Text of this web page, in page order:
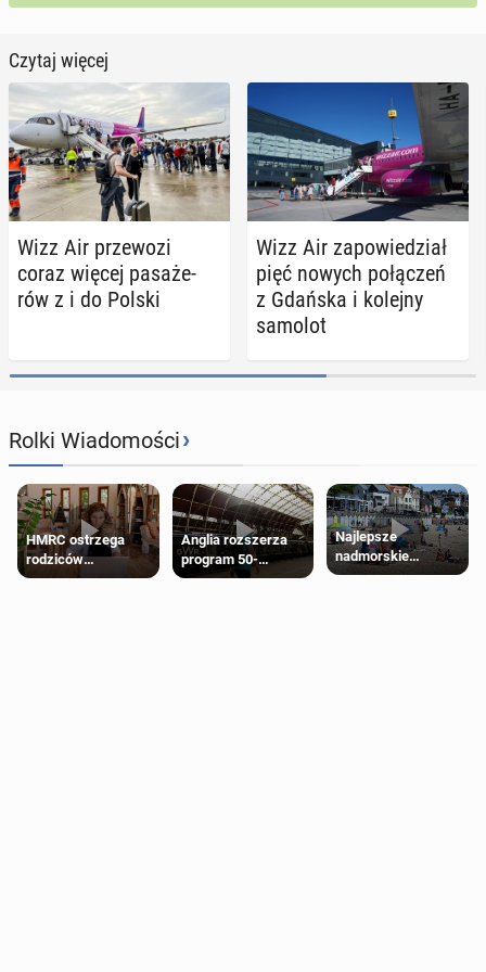
Czytaj więcej
Wizz Air prze­wo­zi
coraz więcej pa­sa­że­
rów z i do Polski
Wizz Air za­po­wie­dział
pięć nowych po­łą­czeń
z Gdańska i kolejny
samolot
Rolki Wiadomości›
HMRC ostrzega
rodziców
pobierających Child
Anglia rozszerza
program 50-
procentowych
Najlepsze
nadmorskie
miasteczko blisko